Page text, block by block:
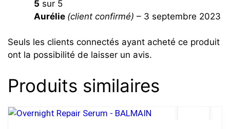
5 sur 5
Aurélie (client confirmé) – 3 septembre 2023
Seuls les clients connectés ayant acheté ce produit
ont la possibilité de laisser un avis.
Produits similaires